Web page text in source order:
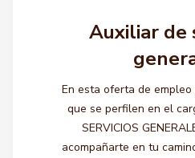
Auxiliar de
En esta oferta de
que se perfilen en el
SERVICIOS
acompañarte en tu